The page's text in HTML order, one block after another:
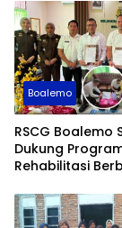
Boalemo
RSCG Boalemo
Dukung
Rehabilitasi